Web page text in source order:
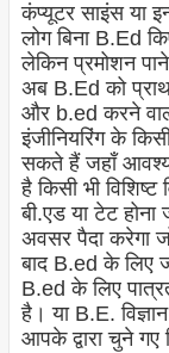
कंप्यूटर साइंस या
लोग बिना B.Ed
लेकिन प्रमोशन
अब B.Ed को
और b.ed करने
इंजीनियरिंग के
सकते हैं जहाँ
है किसी भी
बी.एड या टेट होना
अवसर पैदा करेगा
बाद B.ed के लिए
B.ed के लिए
है। या B.E.
आपके द्वारा चुने गए